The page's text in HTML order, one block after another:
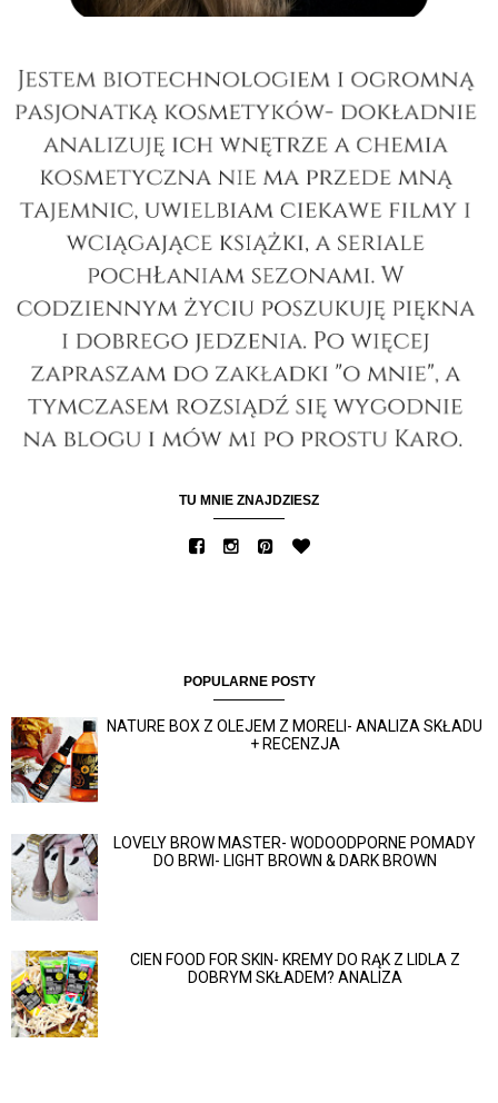
TU MNIE ZNAJDZIESZ
POPULARNE POSTY
NATURE BOX Z OLEJEM Z MORELI- ANALIZA SKŁADU
+ RECENZJA
LOVELY BROW MASTER- WODOODPORNE POMADY
DO BRWI- LIGHT BROWN & DARK BROWN
CIEN FOOD FOR SKIN- KREMY DO RĄK Z LIDLA Z
DOBRYM SKŁADEM? ANALIZA